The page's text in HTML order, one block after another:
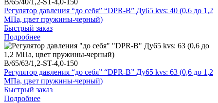
B/65/40/1,2-ST-4,0-150
Регулятор давления “до себя” “DPR-B” Ду65 kvs: 40 (0,6 до 1,2
МПа, цвет пружины-черный)
Быстрый заказ
Подробнее
B/65/63/1,2-ST-4,0-150
Регулятор давления “до себя” “DPR-B” Ду65 kvs: 63 (0,6 до 1,2
МПа, цвет пружины-черный)
Быстрый заказ
Подробнее